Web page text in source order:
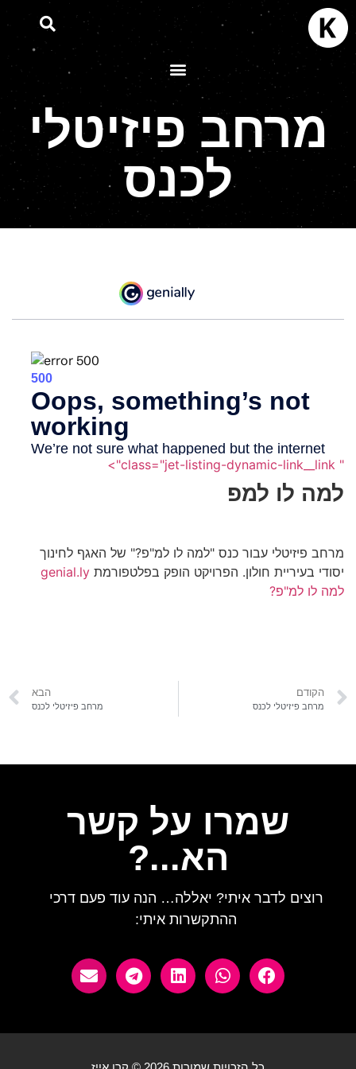
מרחב פיזיטלי
לכנס
למה לו למפ
מרחב פיזיטלי עבור כנס "למה לו למ"פ?" של האגף לחינוך
יסודי בעיריית חולון. הפרויקט הופק בפלטפורמת genial.ly
למה לו למ"פ?
" class="jet-listing-dynamic-link__link">
הקודם
מרחב פיזיטלי לכנס
הבא
מרחב פיזיטלי לכנס
שמרו על קשר
הא...?
רוצים לדבר איתי? יאללה… הנה עוד פעם דרכי
ההתקשרות איתי: